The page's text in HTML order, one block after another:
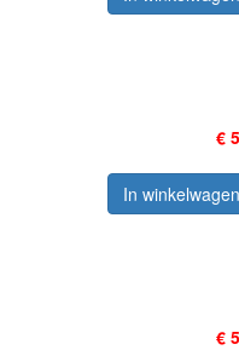
€
In
€